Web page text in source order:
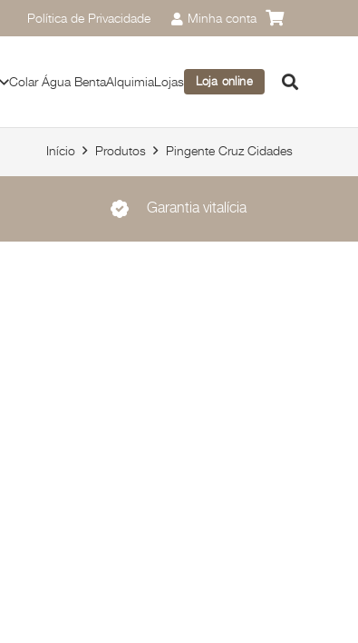
Política de Privacidade Minha conta
Colar Água BentaAlquimiaLojas Loja online
Início Produtos Pingente Cruz Cidades
Garantia vitalícia